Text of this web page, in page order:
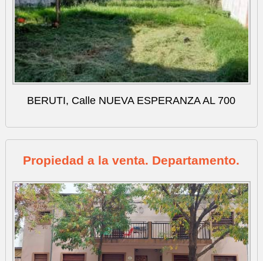
BERUTI, Calle NUEVA ESPERANZA AL 700
Propiedad a la venta. Departamento.